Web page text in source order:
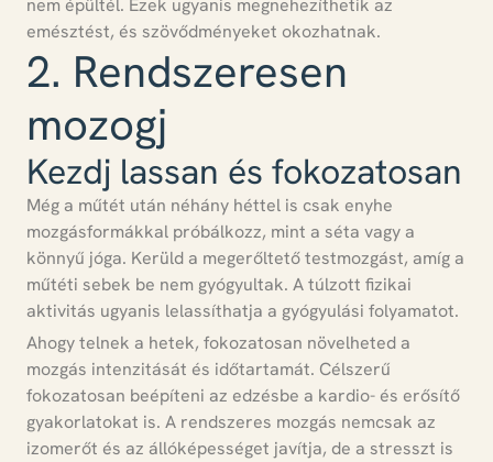
nem épültél. Ezek ugyanis megnehezíthetik az
emésztést, és szövődményeket okozhatnak.
2. Rendszeresen
mozogj
Kezdj lassan és fokozatosan
Még a műtét után néhány héttel is csak enyhe
mozgásformákkal próbálkozz, mint a séta vagy a
könnyű jóga. Kerüld a megerőltető testmozgást, amíg a
műtéti sebek be nem gyógyultak. A túlzott fizikai
aktivitás ugyanis lelassíthatja a gyógyulási folyamatot.
Ahogy telnek a hetek, fokozatosan növelheted a
mozgás intenzitását és időtartamát. Célszerű
fokozatosan beépíteni az edzésbe a kardio- és erősítő
gyakorlatokat is. A rendszeres mozgás nemcsak az
izomerőt és az állóképességet javítja, de a stresszt is